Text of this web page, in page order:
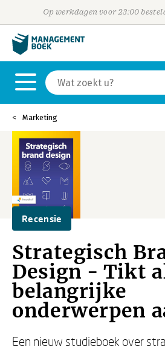
Op werkdagen voor 23:00
Marketing
Recensie
Strategisch
Design - Tikt
belangrijke
onderwerpen
Een nieuw studieboek over